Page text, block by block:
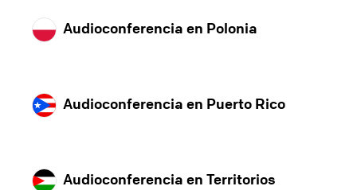
Audioconferencia en Polonia
Audioconferencia en Puerto Rico
Audioconferencia en Territorios